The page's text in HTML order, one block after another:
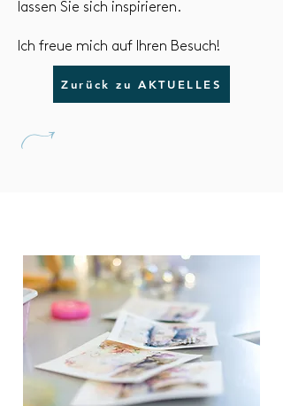
lassen Sie sich inspirieren.
Ich freue mich auf Ihren Besuch!
Zurück zu AKTUELLES
U